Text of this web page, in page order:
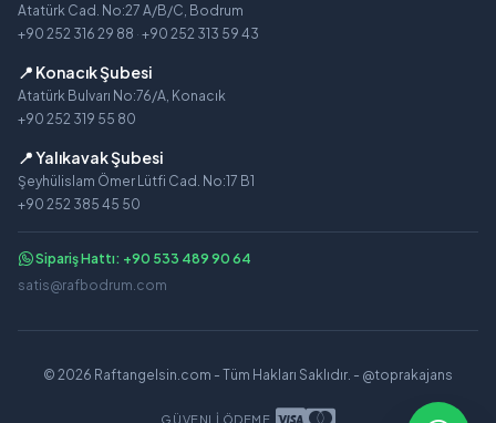
Atatürk Cad. No:27 A/B/C, Bodrum
+90 252 316 29 88 · +90 252 313 59 43
📍 Konacık Şubesi
Atatürk Bulvarı No:76/A, Konacık
+90 252 319 55 80
📍 Yalıkavak Şubesi
Şeyhülislam Ömer Lütfi Cad. No:17 B1
+90 252 385 45 50
Sipariş Hattı: +90 533 489 90 64
satis@rafbodrum.com
© 2026 Raftangelsin.com - Tüm Hakları Saklıdır. - @toprakajans
GÜVENLI ÖDEME